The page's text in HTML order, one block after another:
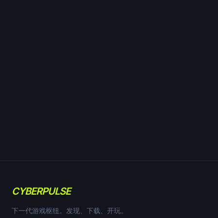
CYBERPULSE
下一代游戏枢纽。发现、下载、开玩。